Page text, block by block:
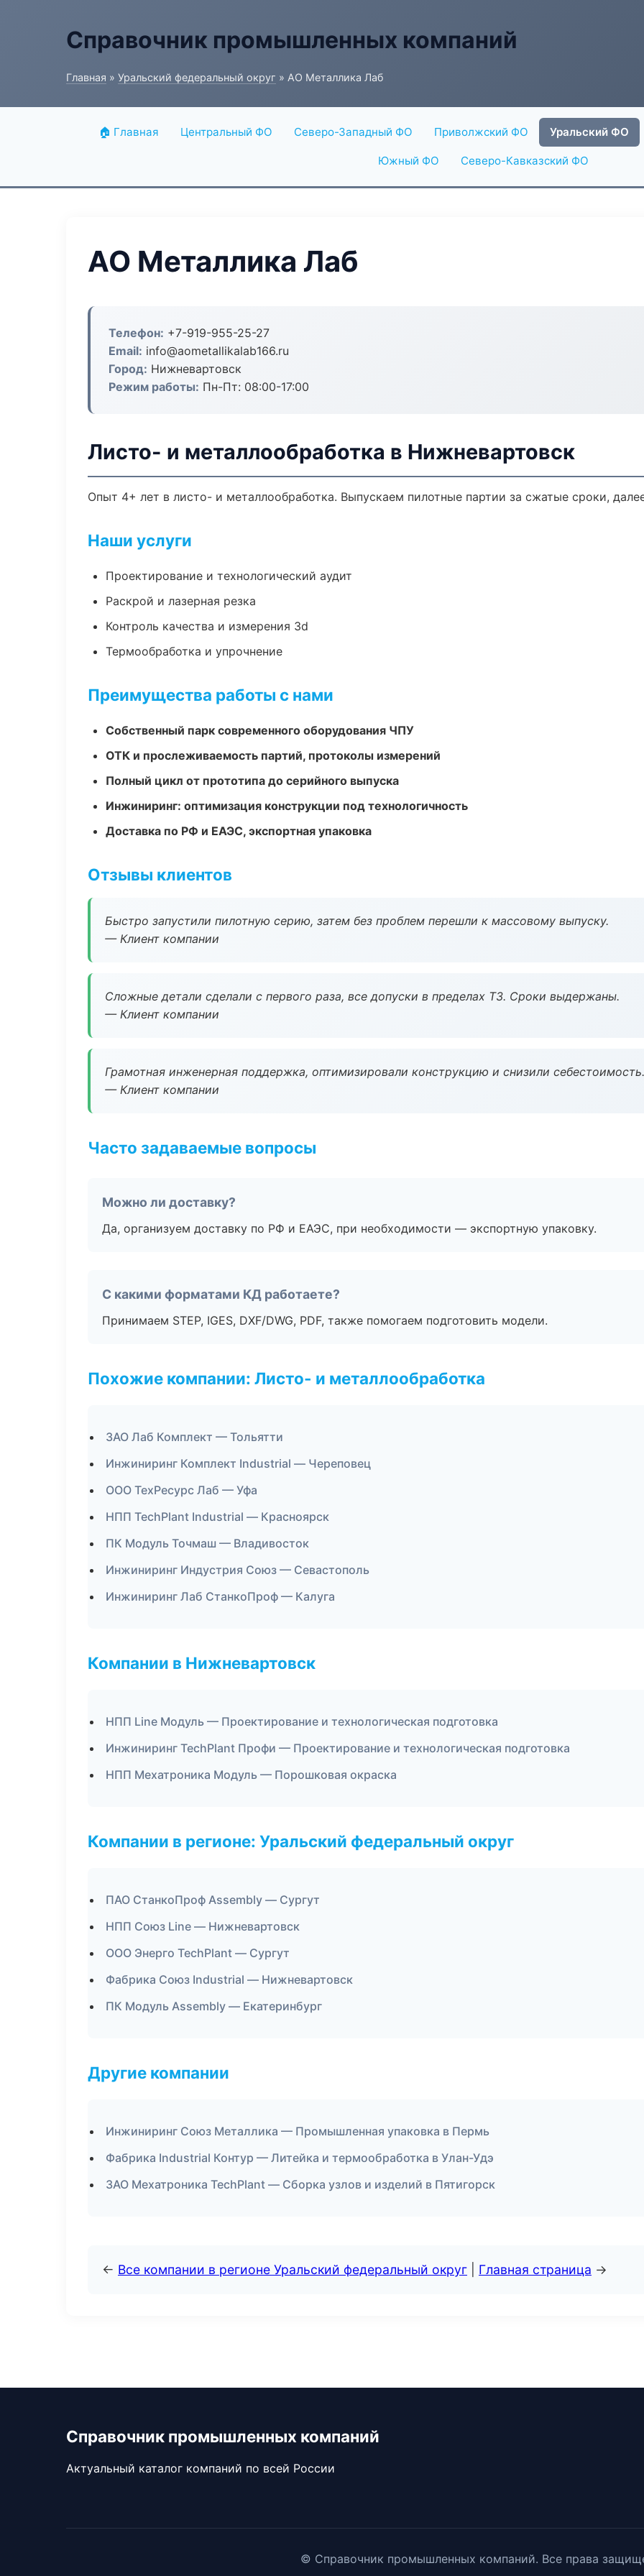
Справочник промышленных компаний
Главная » Уральский федеральный округ » АО Металлика Лаб
🏠 Главная Центральный ФО Северо-Западный ФО Приволжский ФО Уральский ФО
Южный ФО Северо-Кавказский ФО
АО Металлика Лаб
Телефон: +7-919-955-25-27
Email: info@aometallikalab166.ru
Город: Нижневартовск
Режим работы: Пн-Пт: 08:00-17:00
Листо- и металлообработка в Нижневартовск
Опыт 4+ лет в листо- и металлообработка. Выпускаем пилотные партии за сжатые сроки,
Наши услуги
Проектирование и технологический аудит
Раскрой и лазерная резка
Контроль качества и измерения 3d
Термообработка и упрочнение
Преимущества работы с нами
Собственный парк современного оборудования ЧПУ
ОТК и прослеживаемость партий, протоколы измерений
Полный цикл от прототипа до серийного выпуска
Инжиниринг: оптимизация конструкции под технологичность
Доставка по РФ и ЕАЭС, экспортная упаковка
Отзывы клиентов
Быстро запустили пилотную серию, затем без проблем перешли к массовому выпуску.
— Клиент компании
Сложные детали сделали с первого раза, все допуски в пределах ТЗ. Сроки выдержаны.
— Клиент компании
Грамотная инженерная поддержка, оптимизировали конструкцию и снизили себестоимость.
— Клиент компании
Часто задаваемые вопросы
Можно ли доставку?
Да, организуем доставку по РФ и ЕАЭС, при необходимости — экспортную упаковку.
С какими форматами КД работаете?
Принимаем STEP, IGES, DXF/DWG, PDF, также помогаем подготовить модели.
Похожие компании: Листо- и металлообработка
ЗАО Лаб Комплект — Тольятти
Инжиниринг Комплект Industrial — Череповец
ООО ТехРесурс Лаб — Уфа
НПП TechPlant Industrial — Красноярск
ПК Модуль Точмаш — Владивосток
Инжиниринг Индустрия Союз — Севастополь
Инжиниринг Лаб СтанкоПроф — Калуга
Компании в Нижневартовск
НПП Line Модуль — Проектирование и технологическая подготовка
Инжиниринг TechPlant Профи — Проектирование и технологическая подготовка
НПП Мехатроника Модуль — Порошковая окраска
Компании в регионе: Уральский федеральный округ
ПАО СтанкоПроф Assembly — Сургут
НПП Союз Line — Нижневартовск
ООО Энерго TechPlant — Сургут
Фабрика Союз Industrial — Нижневартовск
ПК Модуль Assembly — Екатеринбург
Другие компании
Инжиниринг Союз Металлика — Промышленная упаковка в Пермь
Фабрика Industrial Контур — Литейка и термообработка в Улан-Удэ
ЗАО Мехатроника TechPlant — Сборка узлов и изделий в Пятигорск
← Все компании в регионе Уральский федеральный округ Главная страница →
Справочник промышленных компаний
Актуальный каталог компаний по всей России
© Справочник промышленных компаний. Все права